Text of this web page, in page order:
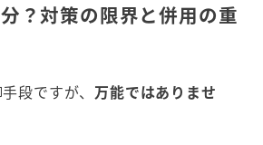
？対策の限界と併用の重
段ですが、 万能ではありませ